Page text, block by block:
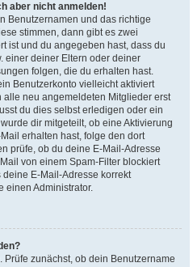
aber nicht anmelden!
Benutzernamen und das richtige
stimmen, dann gibt es zwei
ist und du angegeben hast, dass du
einer deiner Eltern oder deiner
folgen, die du erhalten hast.
Benutzerkonto vielleicht aktiviert
neu angemeldeten Mitglieder erst
du dies selbst erledigen oder ein
dir mitgeteilt, ob eine Aktivierung
erhalten hast, folge den dort
prüfe, ob du deine E-Mail-Adresse
von einem Spam-Filter blockiert
E-Mail-Adresse korrekt
einen Administrator.
zunächst, ob dein Benutzername